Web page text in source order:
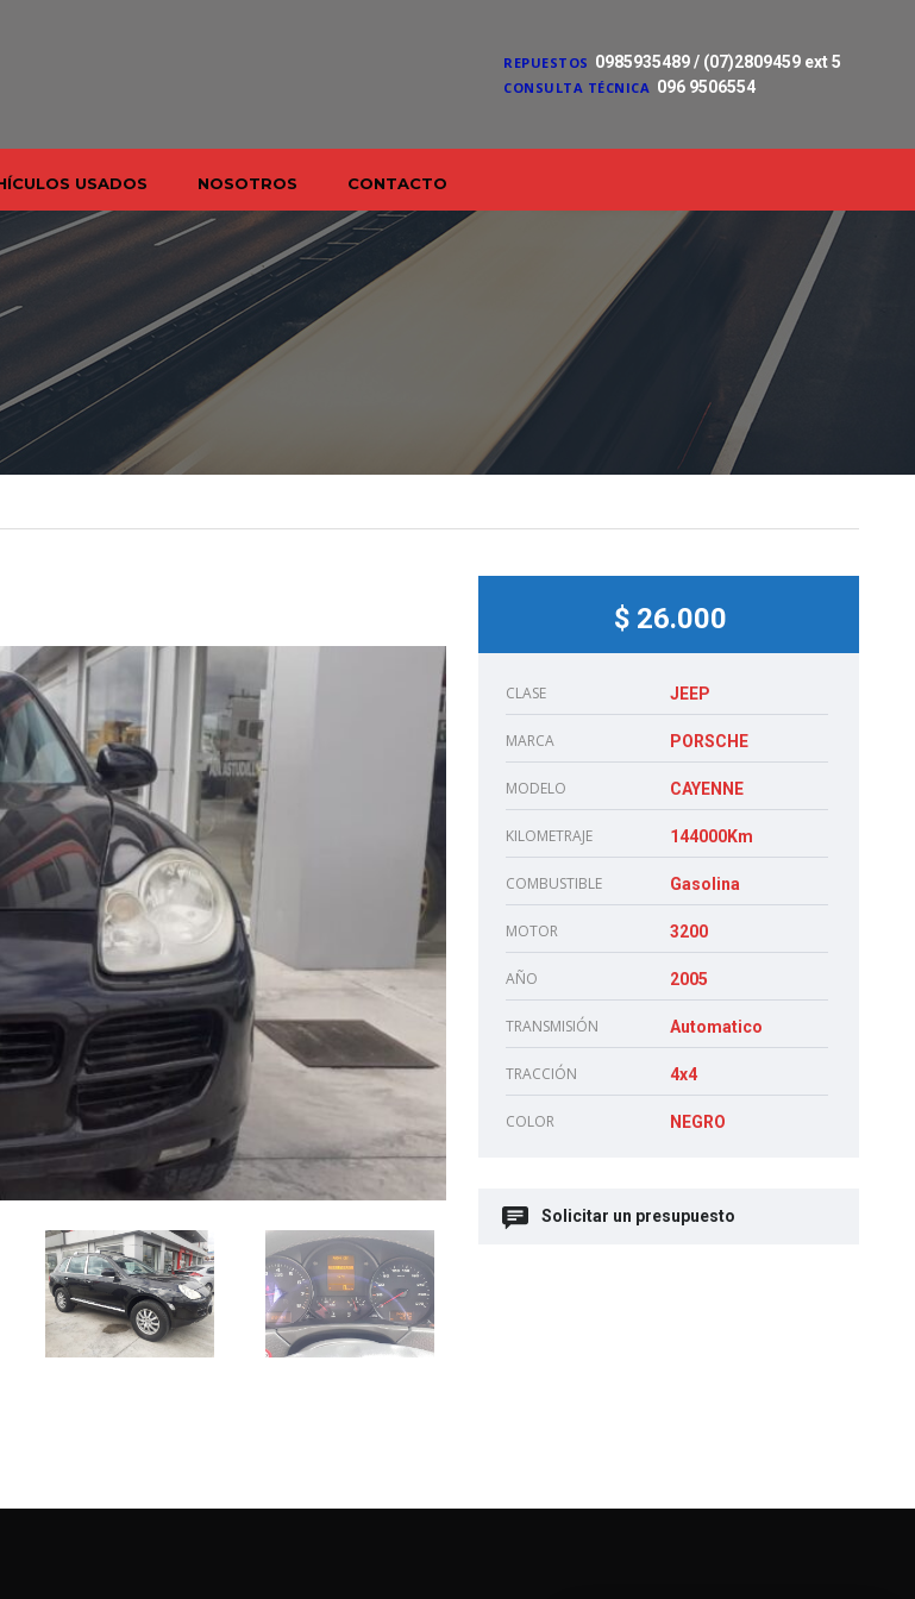
REPUESTOS 0985935489 / (07)2809459 ext 5
CONSULTA TÉCNICA 096 9506554
USADOS NOSOTROS CONTACTO
$ 26.000
CLASE JEEP
MARCA PORSCHE
MODELO CAYENNE
KILOMETRAJE 144000Km
COMBUSTIBLE Gasolina
MOTOR 3200
AÑO 2005
TRANSMISIÓN Automatico
TRACCIÓN 4x4
COLOR NEGRO
Solicitar un presupuesto